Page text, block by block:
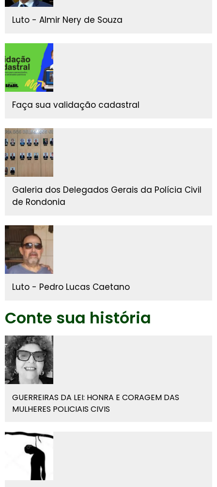
Luto - Almir Nery de Souza
Faça sua validação cadastral
Galeria dos Delegados Gerais da Polícia Civil
de Rondonia
Luto - Pedro Lucas Caetano
Conte sua história
GUERREIRAS DA LEI: HONRA E CORAGEM DAS
MULHERES POLICIAIS CIVIS